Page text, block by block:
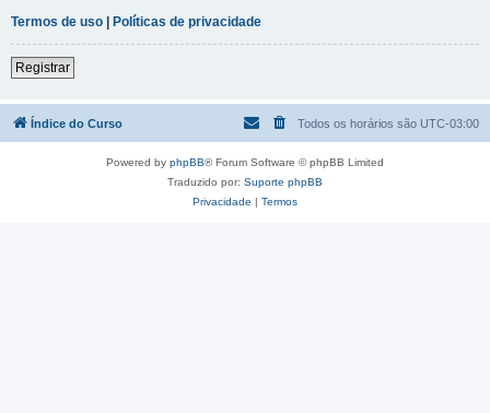
Termos de uso | Políticas de privacidade
Registrar
Índice do Curso Todos os horários são UTC-03:00
Powered by phpBB® Forum Software © phpBB Limited
Traduzido por: Suporte phpBB
Privacidade | Termos